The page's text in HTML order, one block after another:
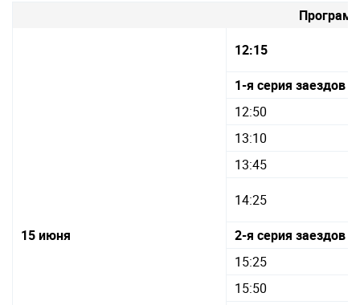
15 июня
12:15
1-я серия заездов
12:50
13:10
13:45
14:25
2-я серия заездов
15:25
15:50